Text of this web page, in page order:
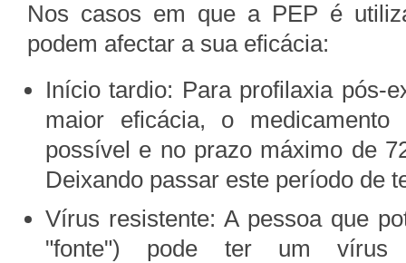
Nos casos em que a PEP é
podem afectar a sua eficácia:
Início tardio: Para profilaxia pós-
maior eficácia, o
possível e no prazo máximo de
Deixando passar este período de
Vírus resistente: A pessoa que
"fonte") pode ter um vírus